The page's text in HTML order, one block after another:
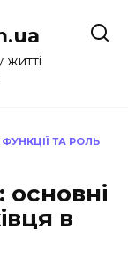
ТА РОЛЬ
в